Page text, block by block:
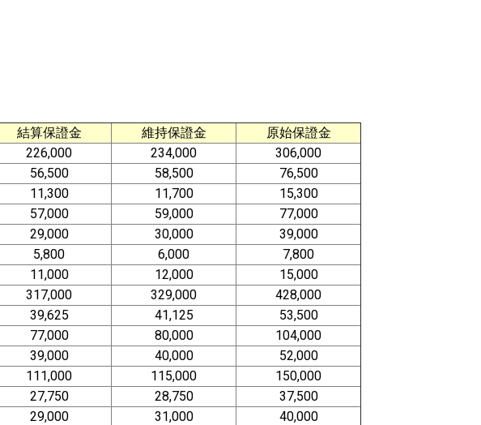
結算保證金 維持保證金
原始保證金
226,000 234,000
306,000
56,500 58,500
76,500
11,300 11,700
15,300
57,000 59,000
77,000
29,000 30,000
39,000
5,800 6,000
7,800
11,000 12,000
15,000
317,000 329,000
428,000
39,625 41,125
53,500
77,000 80,000
104,000
39,000 40,000
52,000
111,000 115,000
150,000
27,750 28,750
37,500
29,000 31,000
40,000